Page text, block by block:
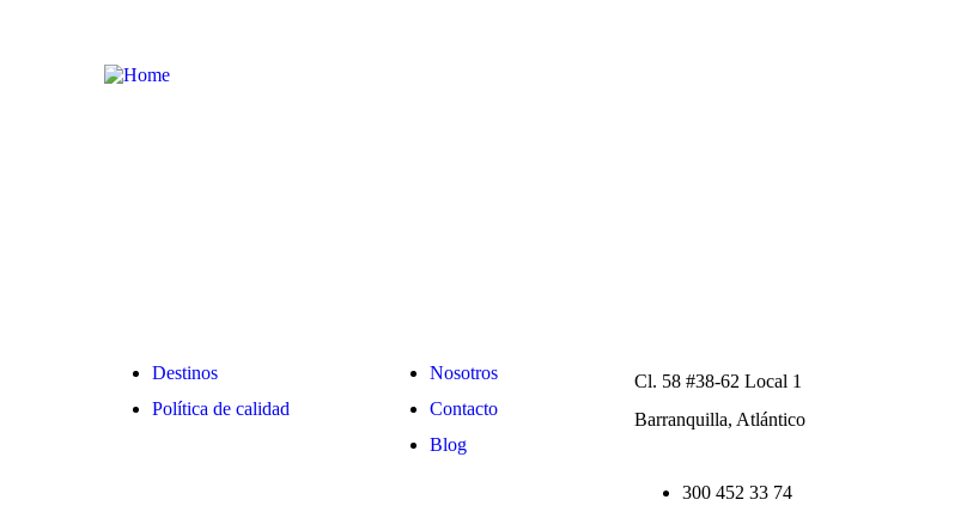
Destinos
Política de calidad
Nosotros
Contacto
Blog
Cl. 58 #38-62 Local 1
Barranquilla, Atlántico
300 452 33 74